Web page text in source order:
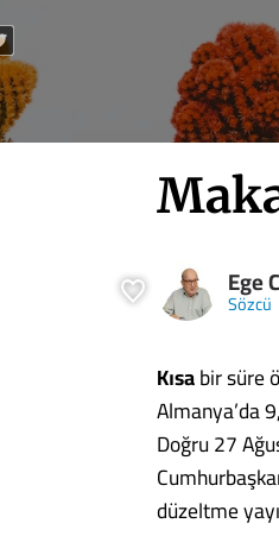
Ege
Sözcü
Kısabir süre
Almanya’da
Doğru 27
düzeltme